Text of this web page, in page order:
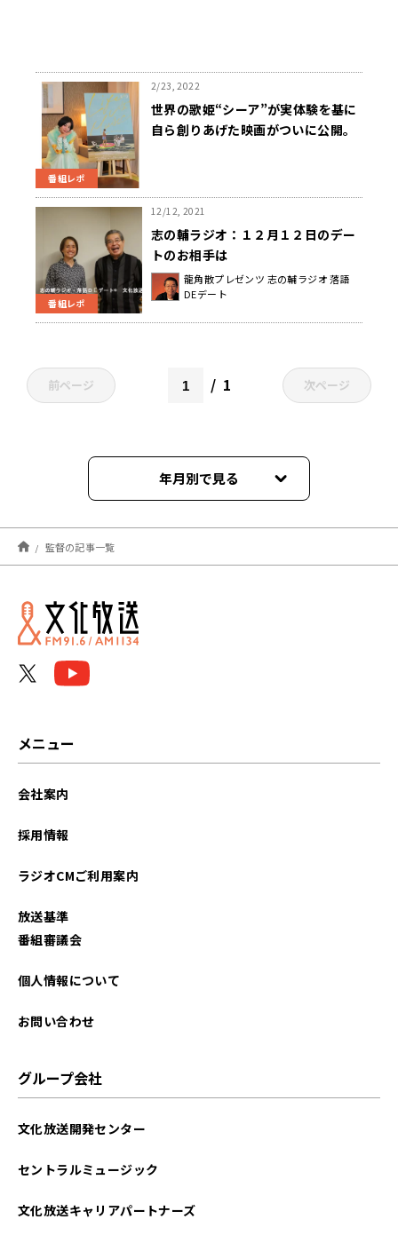
番組レポ
2/23, 2022
世界の歌姫“シーア”が実体験を基に
自ら創りあげた映画がついに公開。
番組レポ
12/12, 2021
志の輔ラジオ：１２月１２日のデー
トのお相手は
龍角散プレゼンツ 志の輔ラジオ 落語
DEデート
前ページ 1 次ページ
年月別で見る
2025年08月
2022年12月
2022年04月
監督の記事一覧
メニュー
会社案内
採用情報
ラジオCMご利用案内
放送基準
番組審議会
個人情報について
お問い合わせ
グループ会社
文化放送開発センター
セントラルミュージック
文化放送キャリアパートナーズ